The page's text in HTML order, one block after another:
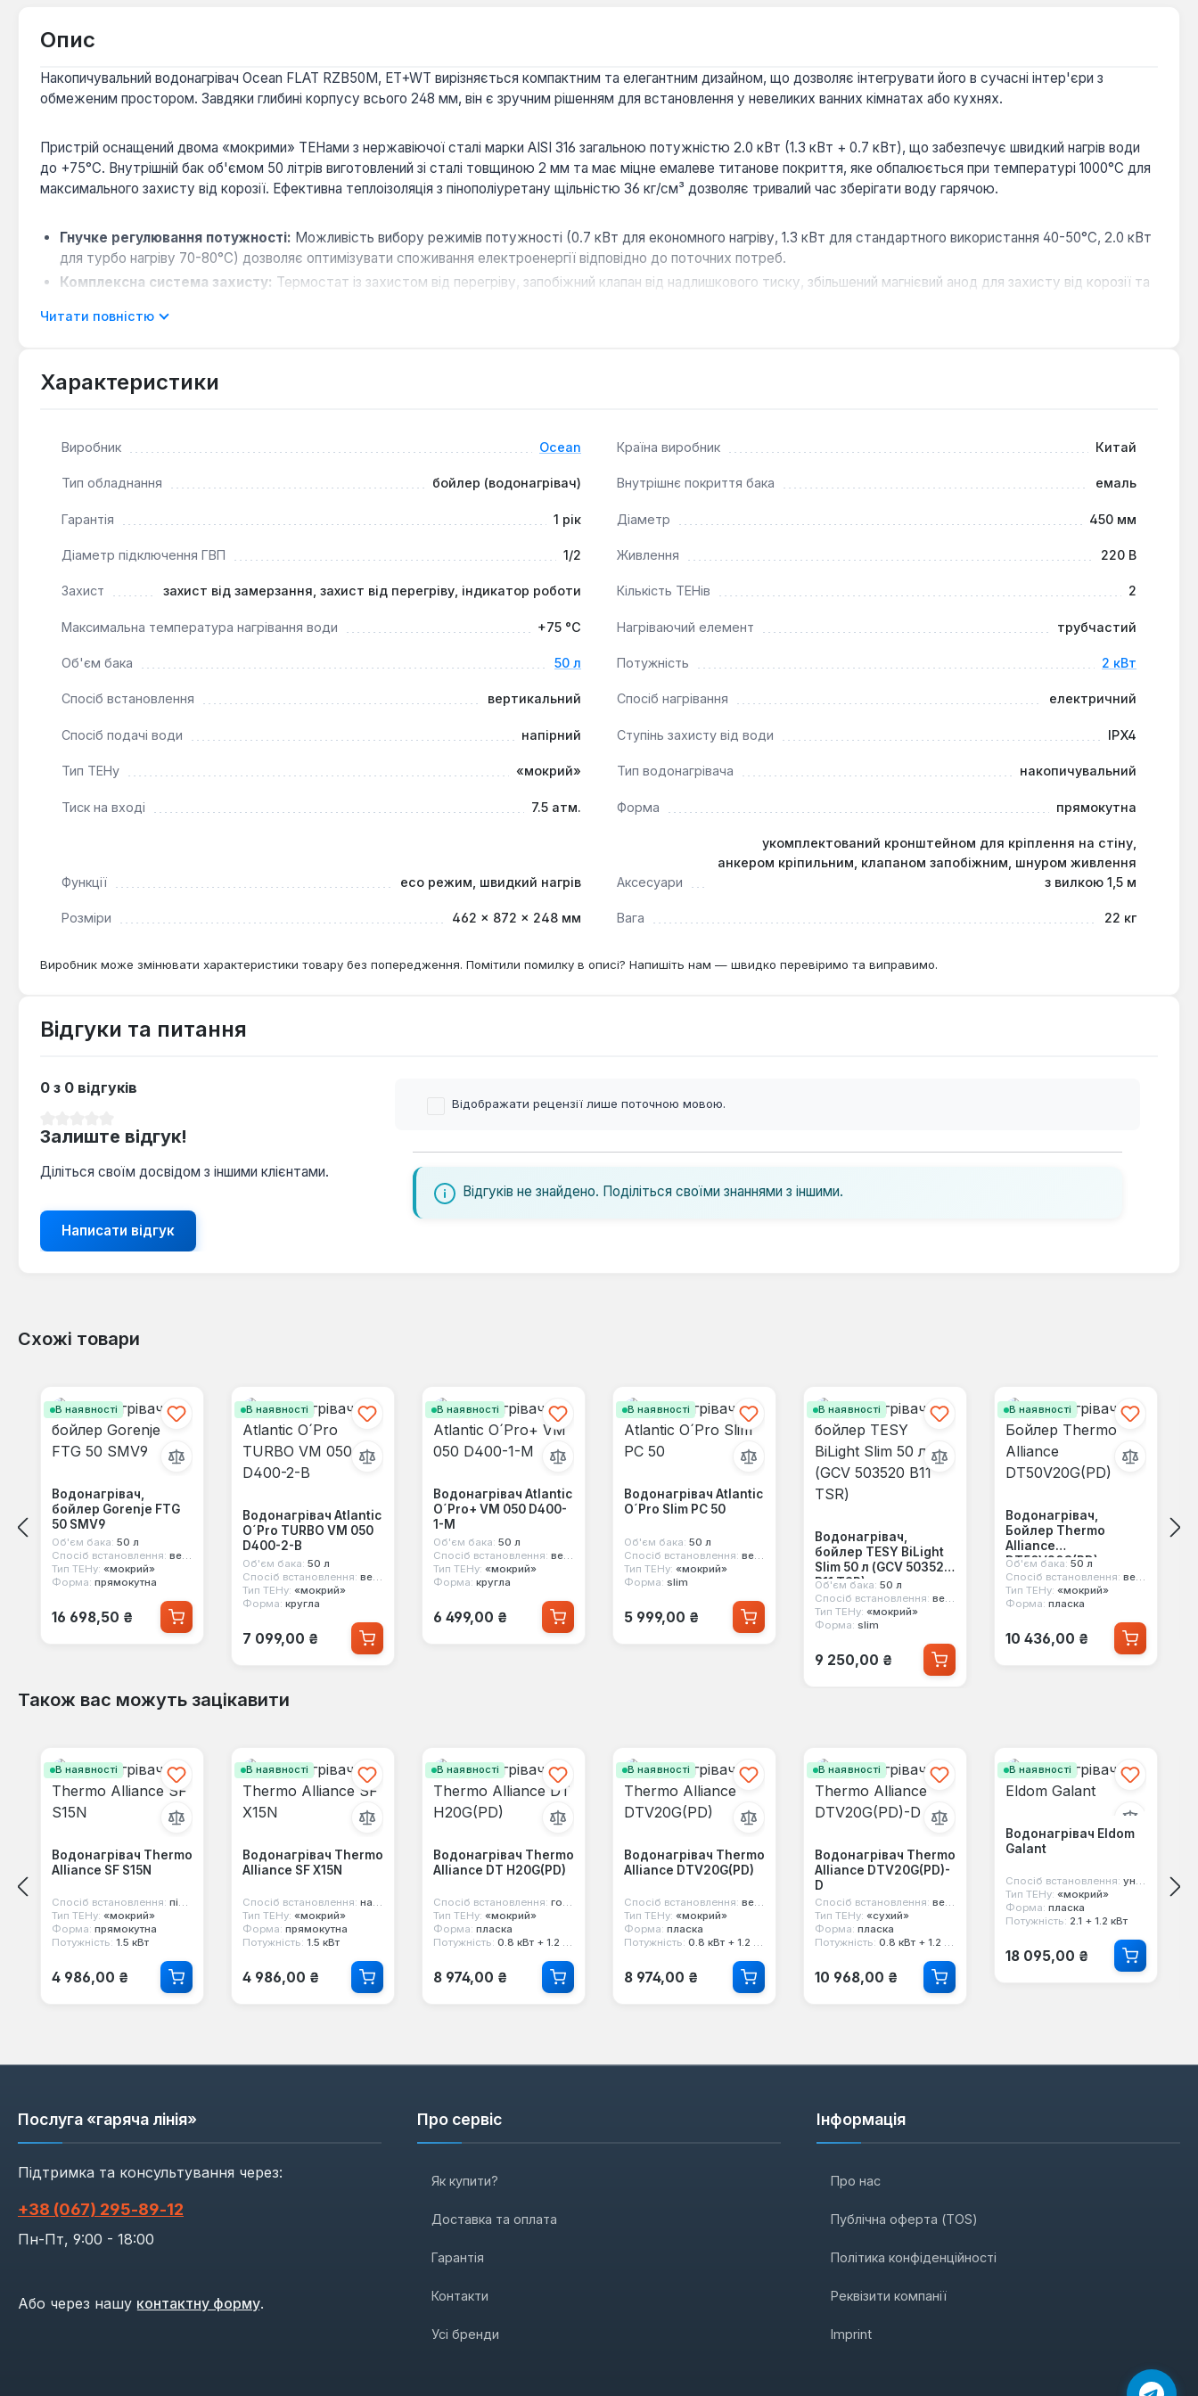
Опис
Накопичувальний водонагрівач Ocean FLAT RZB50M, ET+WT вирізняється компактним та елегантним дизайном, що дозволяє інтегрувати його в сучасні інтер'єри з
обмеженим простором. Завдяки глибині корпусу всього 248 мм, він є зручним рішенням для встановлення у невеликих ванних кімнатах або кухнях.
Пристрій оснащений двома «мокрими» ТЕНами з нержавіючої сталі марки AISI 316 загальною потужністю 2.0 кВт (1.3 кВт + 0.7 кВт), що забезпечує швидкий нагрів води
до +75°С. Внутрішній бак об'ємом 50 літрів виготовлений зі сталі товщиною 2 мм та має міцне емалеве титанове покриття, яке обпалюється при температурі 1000°С для
максимального захисту від корозії. Ефективна теплоізоляція з пінополіуретану щільністю 36 кг/см³ дозволяє тривалий час зберігати воду гарячою.
Гнучке регулювання потужності: Можливість вибору режимів потужності (0.7 кВт для економного нагріву, 1.3 кВт для стандартного використання 40-50°C, 2.0 кВт
для турбо нагріву 70-80°C) дозволяє оптимізувати споживання електроенергії відповідно до поточних потреб.
Комплексна система захисту: Термостат із захистом від перегріву, запобіжний клапан від надлишкового тиску, збільшений магнієвий анод для захисту від корозії та
Зручність використання:
Водонагрівач Ocean FLAT RZB50M, ET+WT є ідеальним вибором для сімей, які цінують комфорт, енергоефективність та надійність. Він підходить для встановлення у
Читати повністю
Характеристики
Виробник Ocean Країна виробник Китай
Тип обладнання бойлер (водонагрівач) Внутрішнє покриття бака емаль
Гарантія 1 рік Діаметр 450 мм
Діаметр підключення ГВП 1/2 Живлення 220 В
Захист захист від замерзання, захист від перегріву, індикатор роботи Кількість ТЕНів 2
Максимальна температура нагрівання води +75 °С Нагріваючий елемент трубчастий
Об'єм бака 50 л Потужність 2 кВт
Спосіб встановлення вертикальний Спосіб нагрівання електричний
Спосіб подачі води напірний Ступінь захисту від води IPX4
Тип ТЕНу «мокрий» Тип водонагрівача накопичувальний
Тиск на вході 7.5 атм. Форма прямокутна
Функції eco режим, швидкий нагрів Аксесуари
укомплектований кронштейном для кріплення на стіну,
анкером кріпильним, клапаном запобіжним, шнуром живлення
з вилкою 1,5 м
Розміри 462 × 872 × 248 мм Вага 22 кг
Виробник може змінювати характеристики товару без попередження. Помітили помилку в описі? Напишіть нам — швидко перевіримо та виправимо.
Відгуки та питання
0 з 0 відгуків
Залиште відгук!
Діліться своїм досвідом з іншими клієнтами.
Написати відгук
Відображати рецензії лише поточною мовою.
Відгуків не знайдено. Поділіться своїми знаннями з іншими.
Схожі товари
В наявності
Водонагрівач,
бойлер Gorenje FTG
50 SMV9
Об'єм бака: 50 л
Спосіб встановлення: вертикальний
Тип ТЕНу: «мокрий»
Форма: прямокутна
Звичайна ціна:
16 698,50 ₴
В наявності
Водонагрівач Atlantic
O´Pro TURBO VM 050
D400-2-B
Об'єм бака: 50 л
Спосіб встановлення: вертикальний
Тип ТЕНу: «мокрий»
Форма: кругла
Звичайна ціна:
7 099,00 ₴
В наявності
Водонагрівач Atlantic
O´Pro+ VM 050 D400-
1-M
Об'єм бака: 50 л
Спосіб встановлення: вертикальний
Тип ТЕНу: «мокрий»
Форма: кругла
Звичайна ціна:
6 499,00 ₴
В наявності
Водонагрівач Atlantic
O´Pro Slim PC 50
Об'єм бака: 50 л
Спосіб встановлення: вертикальний
Тип ТЕНу: «мокрий»
Форма: slim
Звичайна ціна:
5 999,00 ₴
В наявності
Водонагрівач,
бойлер TESY BiLight
Slim 50 л (GCV 503520
B11 TSR)
Об'єм бака: 50 л
Спосіб встановлення: вертикальний
Тип ТЕНу: «мокрий»
Форма: slim
Звичайна ціна:
9 250,00 ₴
В наявності
Водонагрівач,
Бойлер Thermo
Alliance
DT50V20G(PD)
Об'єм бака: 50 л
Спосіб встановлення: вертикальний
Тип ТЕНу: «мокрий»
Форма: пласка
Звичайна ціна:
10 436,00 ₴
Також вас можуть зацікавити
В наявності
Водонагрівач Thermo
Alliance SF S15N
Спосіб встановлення: під мийку
Тип ТЕНу: «мокрий»
Форма: прямокутна
Потужність: 1.5 кВт
Звичайна ціна:
4 986,00 ₴
В наявності
Водонагрівач Thermo
Alliance SF X15N
Спосіб встановлення: над мийкою
Тип ТЕНу: «мокрий»
Форма: прямокутна
Потужність: 1.5 кВт
Звичайна ціна:
4 986,00 ₴
В наявності
Водонагрівач Thermo
Alliance DT H20G(PD)
Спосіб встановлення: горизонтальний
Тип ТЕНу: «мокрий»
Форма: пласка
Потужність: 0.8 кВт + 1.2 кВт
Звичайна ціна:
8 974,00 ₴
В наявності
Водонагрівач Thermo
Alliance DTV20G(PD)
Спосіб встановлення: вертикальний
Тип ТЕНу: «мокрий»
Форма: пласка
Потужність: 0.8 кВт + 1.2 кВт
Звичайна ціна:
8 974,00 ₴
В наявності
Водонагрівач Thermo
Alliance DTV20G(PD)-
D
Спосіб встановлення: вертикальний
Тип ТЕНу: «сухий»
Форма: пласка
Потужність: 0.8 кВт + 1.2 кВт
Звичайна ціна:
10 968,00 ₴
В наявності
Водонагрівач Eldom
Galant
Спосіб встановлення: універсальний
Тип ТЕНу: «мокрий»
Форма: пласка
Потужність: 2.1 + 1.2 кВт
Звичайна ціна:
18 095,00 ₴
Послуга «гаряча лінія»
Підтримка та консультування через:
+38 (067) 295‑89‑12
Пн-Пт, 9:00 - 18:00
Або через нашу контактну форму.
Про сервіс
Як купити?
Доставка та оплата
Гарантія
Контакти
Усі бренди
Інформація
Про нас
Публічна оферта (TOS)
Політика конфіденційності
Реквізити компанії
Imprint